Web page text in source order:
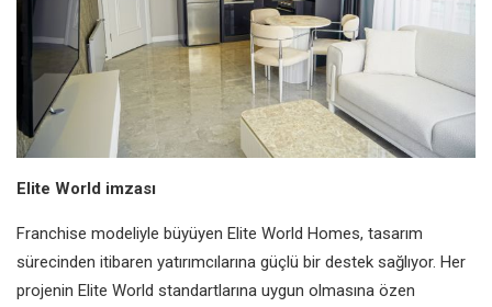
Elite World imzası
Franchise modeliyle büyüyen Elite World Homes, tasarım
sürecinden itibaren yatırımcılarına güçlü bir destek sağlıyor. Her
projenin Elite World standartlarına uygun olmasına özen